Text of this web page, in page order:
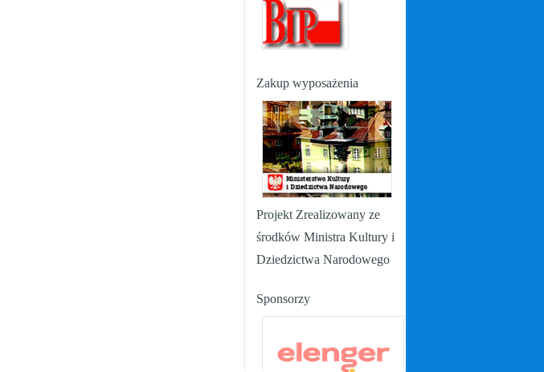
Zakup wyposażenia
Projekt Zrealizowany ze
środków Ministra Kultury i
Dziedzictwa Narodowego
Sponsorzy